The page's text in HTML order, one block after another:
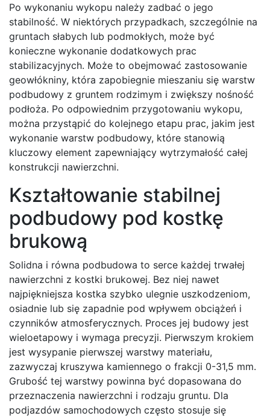
Po wykonaniu wykopu należy zadbać o jego
stabilność. W niektórych przypadkach, szczególnie na
gruntach słabych lub podmokłych, może być
konieczne wykonanie dodatkowych prac
stabilizacyjnych. Może to obejmować zastosowanie
geowłókniny, która zapobiegnie mieszaniu się warstw
podbudowy z gruntem rodzimym i zwiększy nośność
podłoża. Po odpowiednim przygotowaniu wykopu,
można przystąpić do kolejnego etapu prac, jakim jest
wykonanie warstw podbudowy, które stanowią
kluczowy element zapewniający wytrzymałość całej
konstrukcji nawierzchni.
Kształtowanie stabilnej
podbudowy pod kostkę
brukową
Solidna i równa podbudowa to serce każdej trwałej
nawierzchni z kostki brukowej. Bez niej nawet
najpiękniejsza kostka szybko ulegnie uszkodzeniom,
osiadnie lub się zapadnie pod wpływem obciążeń i
czynników atmosferycznych. Proces jej budowy jest
wieloetapowy i wymaga precyzji. Pierwszym krokiem
jest wysypanie pierwszej warstwy materiału,
zazwyczaj kruszywa kamiennego o frakcji 0-31,5 mm.
Grubość tej warstwy powinna być dopasowana do
przeznaczenia nawierzchni i rodzaju gruntu. Dla
podjazdów samochodowych często stosuje się